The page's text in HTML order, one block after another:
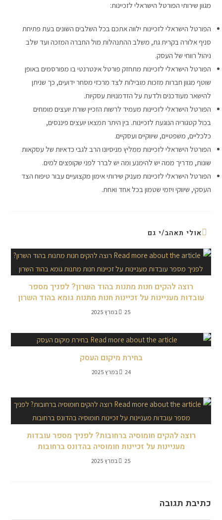
מגוון שירותי הפורטל הישראלי לזכיינות:
הפורטל הישראלי לזכיינות ילווה אתכם בכל השלבים השונים בעת פתיחת
סניף אלורה בקרית גת, משלב ההתנהלות מול החברה המזכה ועד שלב
ניהול רווחי של העסק.
הפורטל הישראלי לזכיינות מתחזק פורטל אינטרנטי בו מפורסמים באופן
שוטף מגוון חברות מזכות מובילות לצד מרכזי מסחר ידועים, כך שניתן
להישאר מעודכנים ולדעת על הזדמנויות עסקיות.
הפורטל הישראלי לזכיינות מעמיד לרשות הזכיין שורת יועצים מומחים
בכול קטגוריה הנוגעת לזכיינות. בין היתר תמצאו יועצים פיננסים,
כלכליים, משפטיים, שיווקיים ועסקיים.
הפורטל הישראלי לזכיינות ממליץ מניסיונו הרב לגבי כדאיות של עסקאות
שונות, מדריך ממה יש להימנע ומה יש לברר לפני שקופצים למים.
הפורטל הישראלי לזכיינות מעניק שירותי אימון מקצועיים עבור טיפוח הצד
העסקי, שיווקי ויזמי שטמון בכל אחד ואחת.
אולי תאהב/י גם
רוצה להקים חנות מתנות בהוד השרון? לפניך מספר
עובדות מעניינות על זכיינות חנות מתנות גומא בהוד השרון
25 במרץ 2025
בחירת מיקום העסק
24 במרץ 2025
רוצה להקים חומוסיה ברחובות? לפניך מספר עובדות
מעניינות על זכיינות חומוסיה בהדונס ברחובות
25 במרץ 2025
כתיבת תגובה